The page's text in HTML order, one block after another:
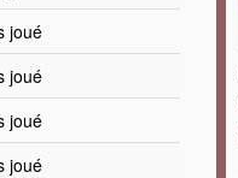
joué
joué
joué
joué